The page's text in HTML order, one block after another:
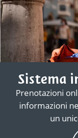
Sistema
Prenotazioni
informazioni
un